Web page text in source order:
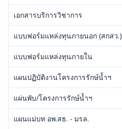
เอกสารบริการวิชาการ
แบบฟอร์มแหล่งทุนภายนอก (สกสว.)
แบบฟอร์มแหล่งทุนภายใน
แผนปฏิบัติงานโครงการรักษ์น้ำฯ
แผ่นพับ/โครงการรักษ์น้ำฯ
แผนแม่บท อพ.สธ. - มรล.